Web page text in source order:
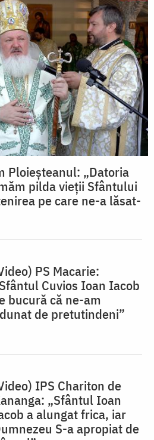
Ploieșteanul: „Datoria
pilda vieții Sfântului
pe care ne-a lăsat-
PS Macarie:
Cuvios Ioan Iacob
bucură că ne-am
de pretutindeni”
IPS Chariton de
„Sfântul Ioan
a alungat frica, iar
S-a apropiat de